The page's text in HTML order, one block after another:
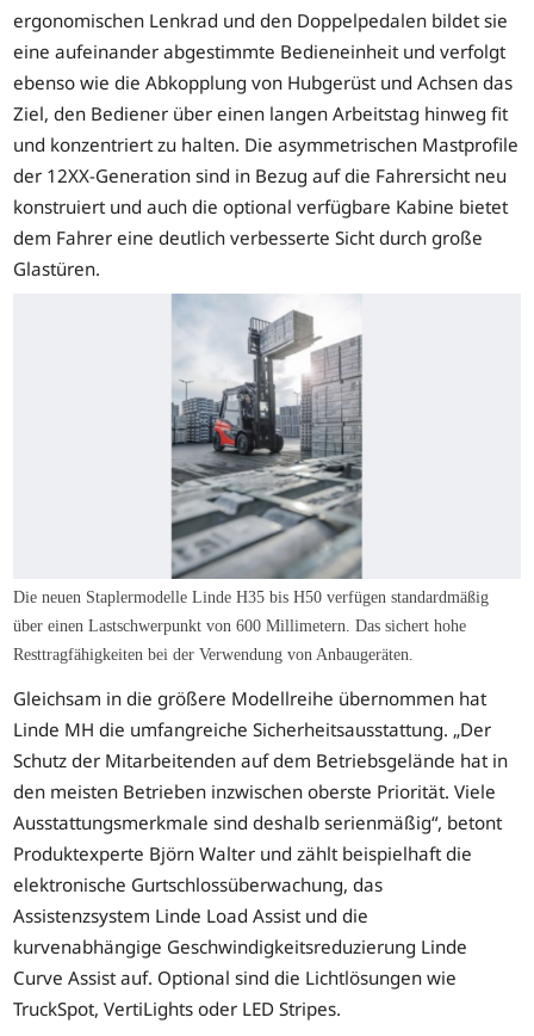
ergonomischen Lenkrad und den Doppelpedalen bildet sie
eine aufeinander abgestimmte Bedieneinheit und verfolgt
ebenso wie die Abkopplung von Hubgerüst und Achsen das
Ziel, den Bediener über einen langen Arbeitstag hinweg fit
und konzentriert zu halten. Die asymmetrischen Mastprofile
der 12XX-Generation sind in Bezug auf die Fahrersicht neu
konstruiert und auch die optional verfügbare Kabine bietet
dem Fahrer eine deutlich verbesserte Sicht durch große
Glastüren.
Die neuen Staplermodelle Linde H35 bis H50 verfügen standardmäßig
über einen Lastschwerpunkt von 600 Millimetern. Das sichert hohe
Resttragfähigkeiten bei der Verwendung von Anbaugeräten.
Gleichsam in die größere Modellreihe übernommen hat
Linde MH die umfangreiche Sicherheitsausstattung. „Der
Schutz der Mitarbeitenden auf dem Betriebsgelände hat in
den meisten Betrieben inzwischen oberste Priorität. Viele
Ausstattungsmerkmale sind deshalb serienmäßig“, betont
Produktexperte Björn Walter und zählt beispielhaft die
elektronische Gurtschlossüberwachung, das
Assistenzsystem Linde Load Assist und die
kurvenabhängige Geschwindigkeitsreduzierung Linde
Curve Assist auf. Optional sind die Lichtlösungen wie
TruckSpot, VertiLights oder LED Stripes.